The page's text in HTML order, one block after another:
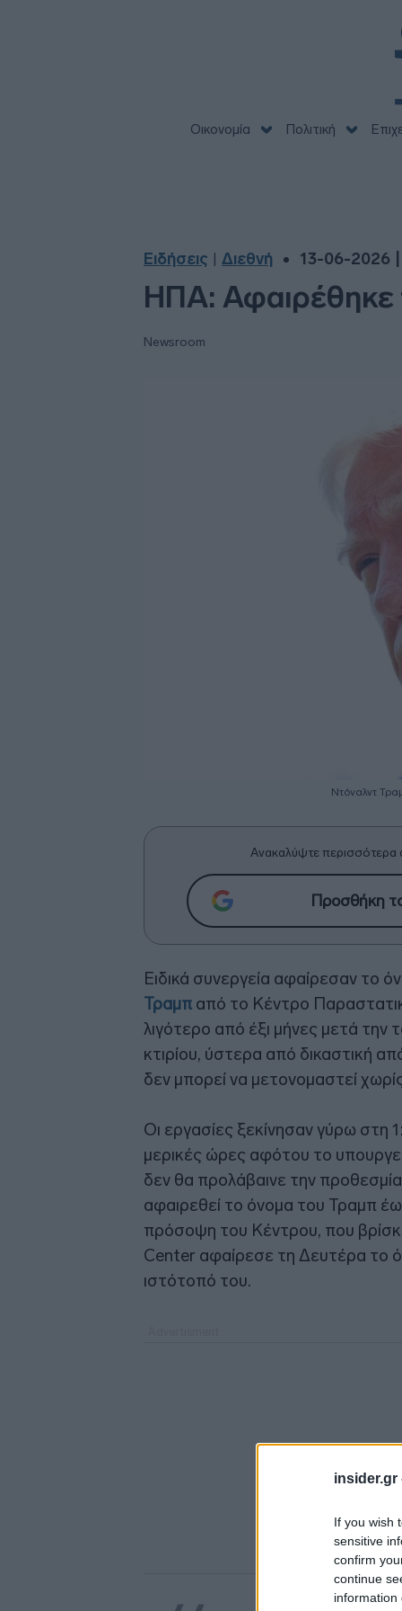
insider.gr
If you wish
sensitive
confirm
continue
information
Οικονομία Πολιτική
Ειδήσεις Διεθνή 13-06-2026 |
ΗΠΑ: Αφαιρέθηκε
Newsroom
Ντόναλντ
Ανακαλύψτε περισσότερα
Προσθήκη
Ειδικά συνεργεία αφαίρεσαν το
Τραμπ από το Κέντρο
λιγότερο από έξι μήνες μετά
κτιρίου, ύστερα από δικαστική
δεν μπορεί να μετονομαστεί
Οι εργασίες ξεκίνησαν γύρω
μερικές ώρες αφότου το
δεν θα προλάβαινε την
αφαιρεθεί το όνομα του Τραμπ
πρόσοψη του Κέντρου, που
Center αφαίρεσε τη Δευτέρα το
ιστότοπό του.